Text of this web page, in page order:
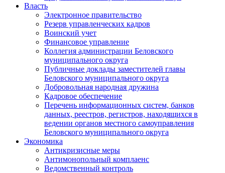
Власть
Электронное правительство
Резерв управленческих кадров
Воинский учет
Финансовое управление
Коллегия администрации Беловского
муниципального округа
Публичные доклады заместителей главы
Беловского муниципального округа
Добровольная народная дружина
Кадровое обеспечение
Перечень информационных систем, банков
данных, реестров, регистров, находящихся в
ведении органов местного самоуправления
Беловского муниципального округа
Экономика
Антикризисные меры
Антимонопольный комплаенс
Ведомственный контроль